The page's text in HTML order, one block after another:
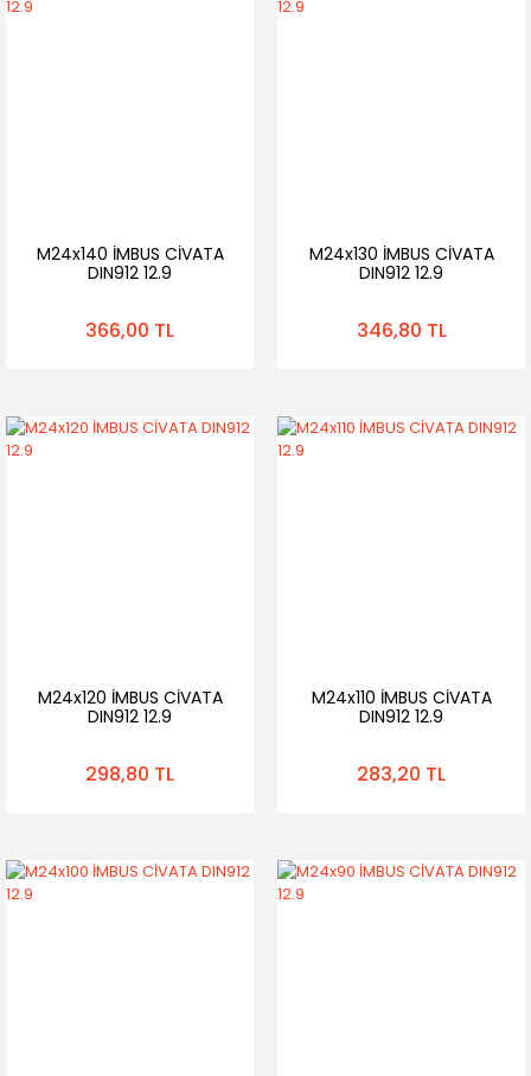
M24x140 İMBUS CİVATA
DIN912 12.9
366,00 TL
M24x130 İMBUS CİVATA
DIN912 12.9
346,80 TL
M24x120 İMBUS CİVATA
DIN912 12.9
298,80 TL
M24x110 İMBUS CİVATA
DIN912 12.9
283,20 TL